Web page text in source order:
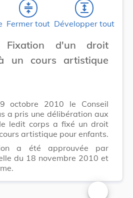
compress
Fermer tout
expand
Développer tout
d'un droit
un cours artistique
octobre 2010 le Conseil
a pris une délibération aux
ledit corps a fixé un droit
artistique pour enfants.
a été approuvée par
du 18 novembre 2010 et